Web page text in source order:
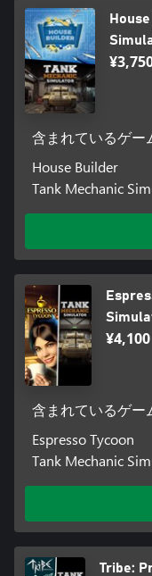
含まれているゲー
House Builder
Tank Mechanic
¥4,100
含まれているゲー
Espresso Tycoon
Tank Mechanic
Tribe: